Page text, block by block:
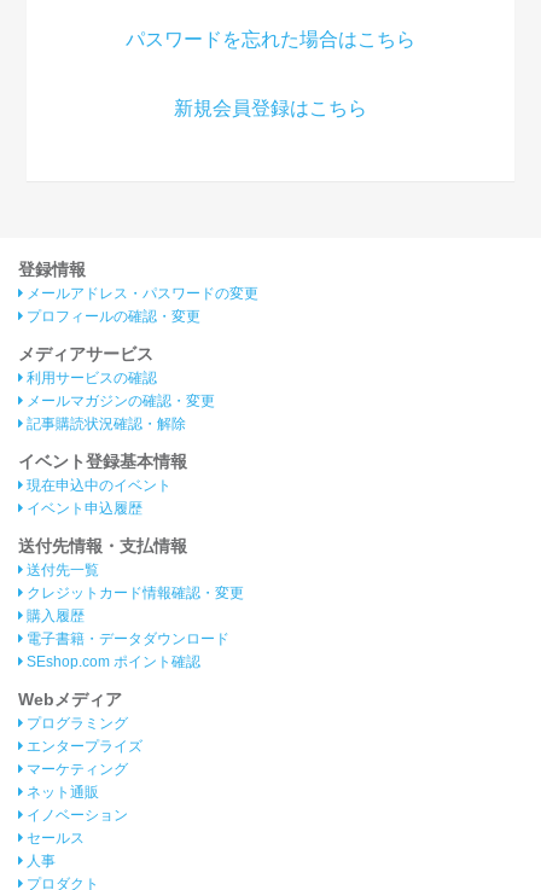
パスワードを忘れた場合はこちら
新規会員登録はこちら
登録情報
メールアドレス・パスワードの変更
プロフィールの確認・変更
メディアサービス
利用サービスの確認
メールマガジンの確認・変更
記事購読状況確認・解除
イベント登録基本情報
現在申込中のイベント
イベント申込履歴
送付先情報・支払情報
送付先一覧
クレジットカード情報確認・変更
購入履歴
電子書籍・データダウンロード
SEshop.com ポイント確認
Webメディア
プログラミング
エンタープライズ
マーケティング
ネット通販
イノベーション
セールス
人事
プロダクト